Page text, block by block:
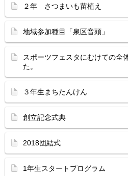
２年 さつまいも苗植え
地域参加種目「泉区音頭」
スポーツフェスタにむけての全
た。
３年生まちたんけん
創立記念式典
2018団結式
1年生スタートプログラム